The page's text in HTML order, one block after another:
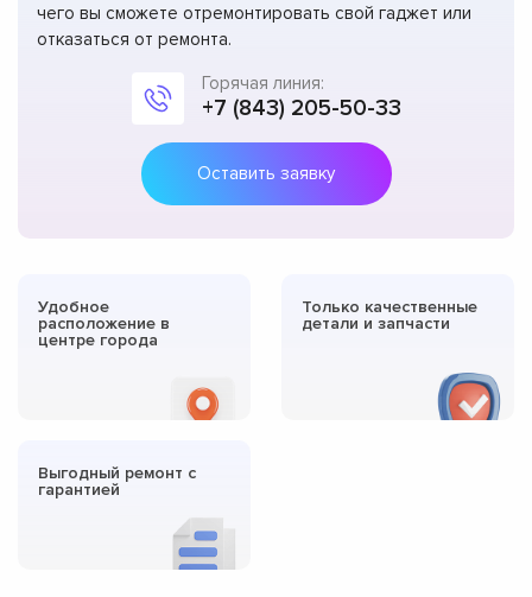
чего вы сможете отремонтировать свой гаджет или
отказаться от ремонта.
Горячая линия:
+7 (843) 205-50-33
Оставить заявку
Удобное
расположение в
центре города
Только качественные
детали и запчасти
Выгодный ремонт с
гарантией